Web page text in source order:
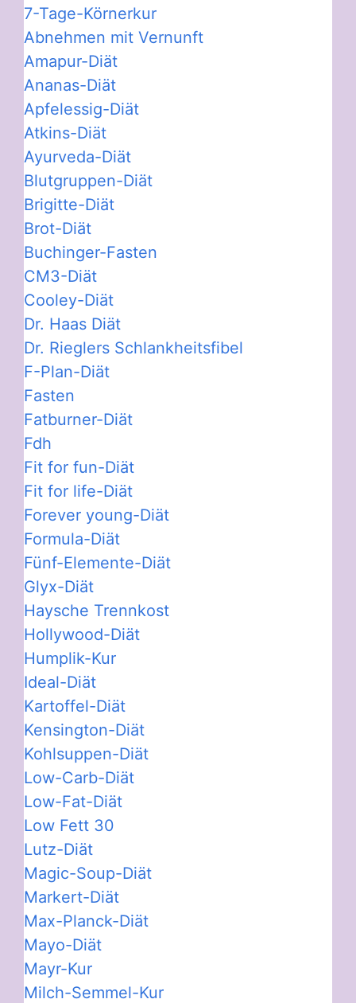
7-Tage-Körnerkur
Abnehmen mit Vernunft
Amapur-Diät
Ananas-Diät
Apfelessig-Diät
Atkins-Diät
Ayurveda-Diät
Blutgruppen-Diät
Brigitte-Diät
Brot-Diät
Buchinger-Fasten
CM3-Diät
Cooley-Diät
Dr. Haas Diät
Dr. Rieglers Schlankheitsfibel
F-Plan-Diät
Fasten
Fatburner-Diät
Fdh
Fit for fun-Diät
Fit for life-Diät
Forever young-Diät
Formula-Diät
Fünf-Elemente-Diät
Glyx-Diät
Haysche Trennkost
Hollywood-Diät
Humplik-Kur
Ideal-Diät
Kartoffel-Diät
Kensington-Diät
Kohlsuppen-Diät
Low-Carb-Diät
Low-Fat-Diät
Low Fett 30
Lutz-Diät
Magic-Soup-Diät
Markert-Diät
Max-Planck-Diät
Mayo-Diät
Mayr-Kur
Milch-Semmel-Kur